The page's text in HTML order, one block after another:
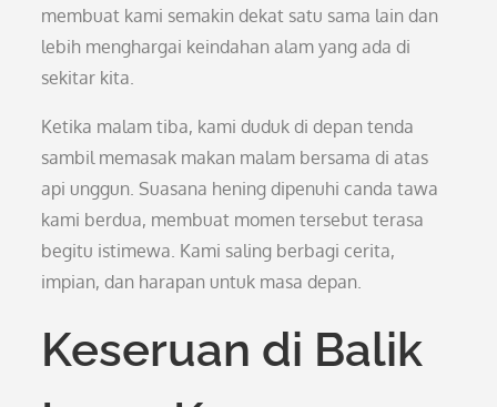
membuat kami semakin dekat satu sama lain dan
lebih menghargai keindahan alam yang ada di
sekitar kita.
Ketika malam tiba, kami duduk di depan tenda
sambil memasak makan malam bersama di atas
api unggun. Suasana hening dipenuhi canda tawa
kami berdua, membuat momen tersebut terasa
begitu istimewa. Kami saling berbagi cerita,
impian, dan harapan untuk masa depan.
Keseruan di Balik